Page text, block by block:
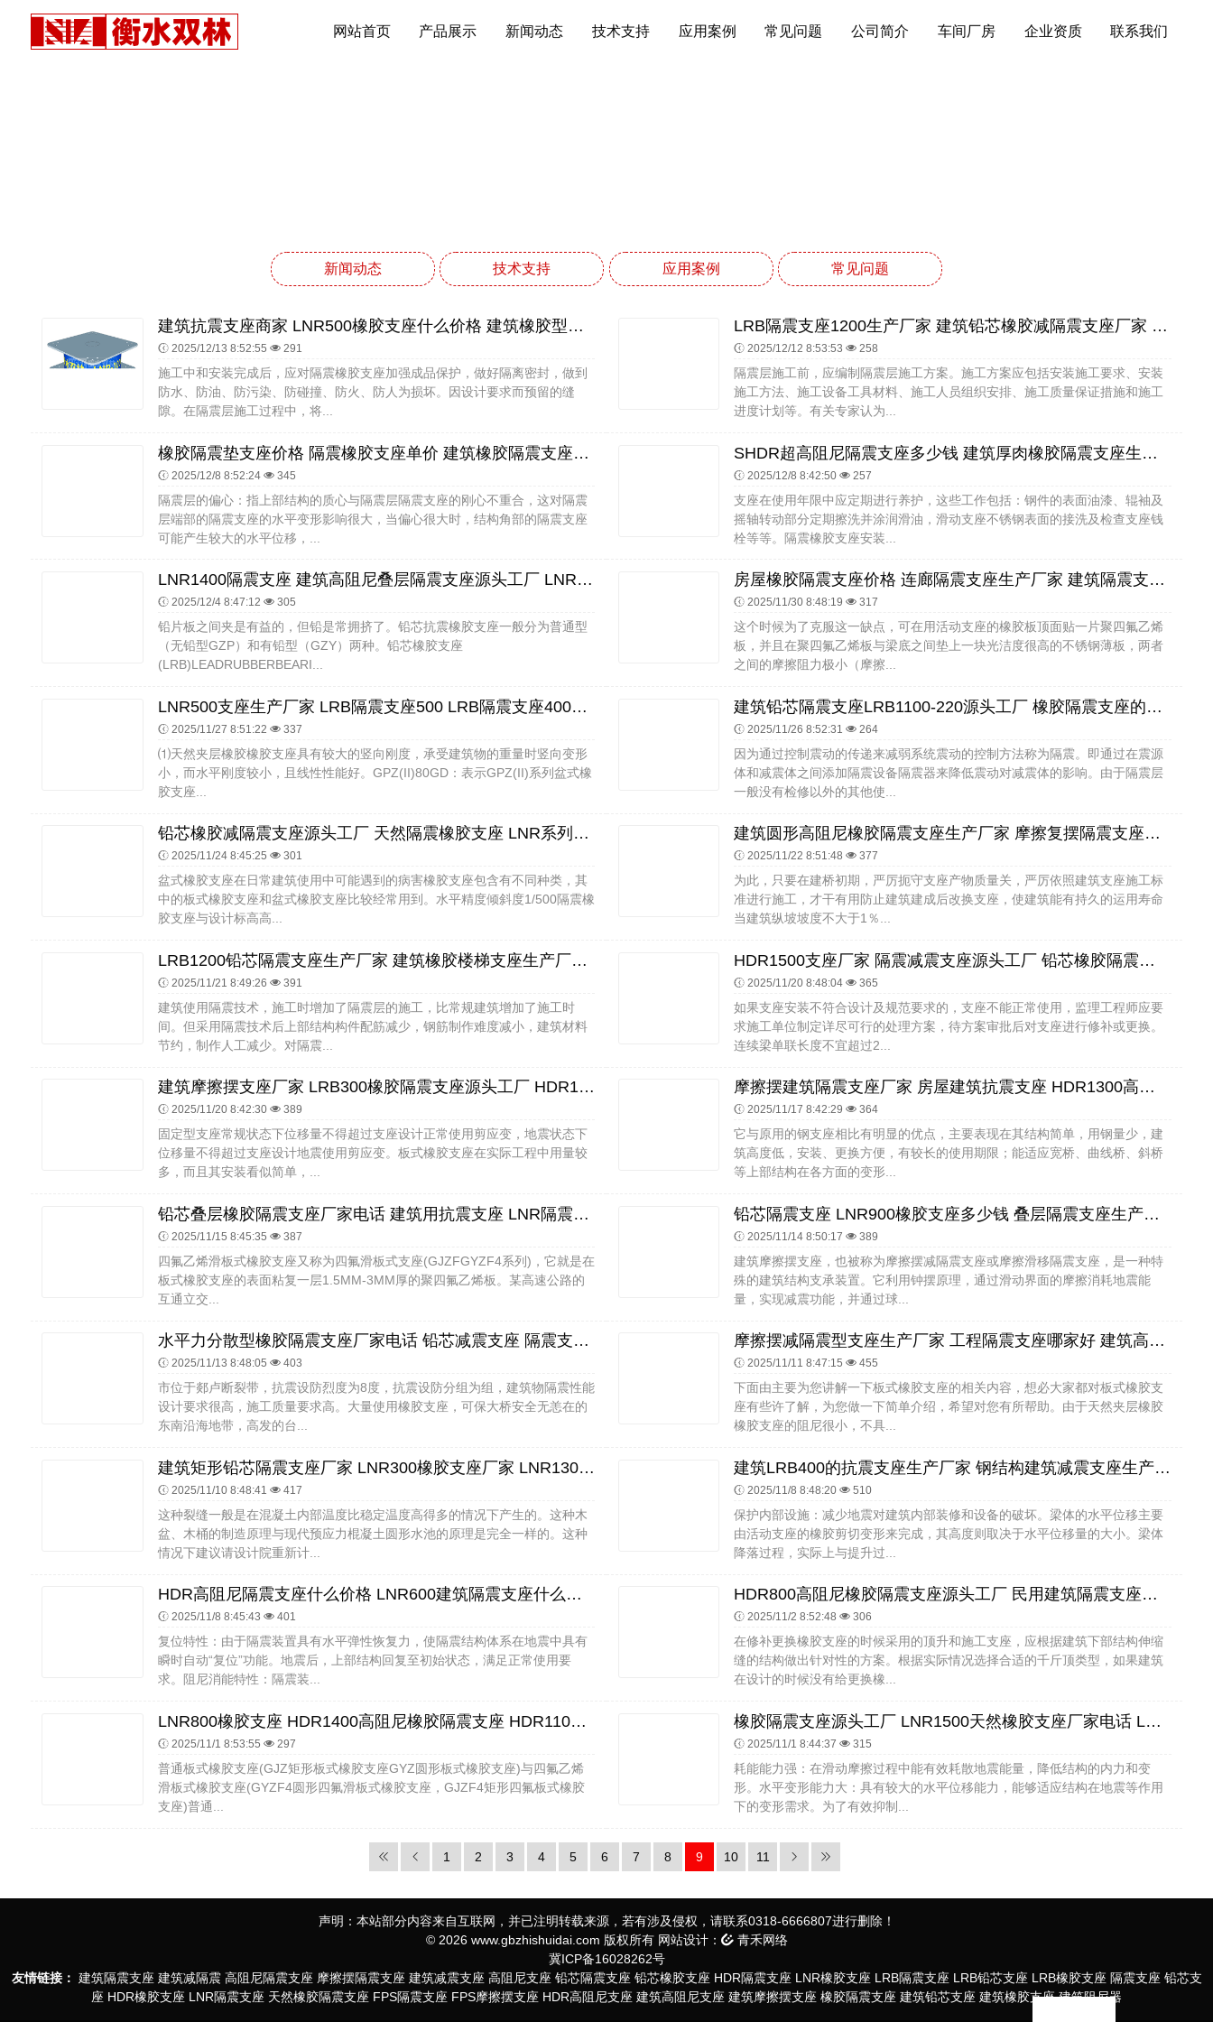
网站首页 产品展示 新闻动态 技术支持 应用案例 常见问题 公司简介 车间厂房 企业资质 联系我们
新闻动态 技术支持 应用案例 常见问题
建筑抗震支座商家 LNR500橡胶支座什么价格 建筑橡胶型隔震支座源头工厂
2025/12/13 8:52:55 291
施工中和安装完成后，应对隔震橡胶支座加强成品保护，做好隔离密封，做到
防水、防油、防污染、防碰撞、防火、防人为损坏。因设计要求而预留的缝
隙。在隔震层施工过程中，将...
LRB隔震支座1200生产厂家 建筑铅芯橡胶减隔震支座厂家 建筑隔震支座LRB600
2025/12/12 8:53:53 258
隔震层施工前，应编制隔震层施工方案。施工方案应包括安装施工要求、安装
施工方法、施工设备工具材料、施工人员组织安排、施工质量保证措施和施工
进度计划等。有关专家认为...
橡胶隔震垫支座价格 隔震橡胶支座单价 建筑橡胶隔震支座价格多少
2025/12/8 8:52:24 345
隔震层的偏心：指上部结构的质心与隔震层隔震支座的刚心不重合，这对隔震
层端部的隔震支座的水平变形影响很大，当偏心很大时，结构角部的隔震支座
可能产生较大的水平位移，...
SHDR超高阻尼隔震支座多少钱 建筑厚肉橡胶隔震支座生产厂家 楼梯减震支座
2025/12/8 8:42:50 257
支座在使用年限中应定期进行养护，这些工作包括：钢件的表面油漆、辊袖及
摇轴转动部分定期擦洗并涂润滑油，滑动支座不锈钢表面的接洗及检查支座钱
栓等等。隔震橡胶支座安装...
LNR1400隔震支座 建筑高阻尼叠层隔震支座源头工厂 LNR500隔震支座厂家
2025/12/4 8:47:12 305
铅片板之间夹是有益的，但铅是常拥挤了。铅芯抗震橡胶支座一般分为普通型
（无铅型GZP）和有铅型（GZY）两种。铅芯橡胶支座
(LRB)LEADRUBBERBEARI...
房屋橡胶隔震支座价格 连廊隔震支座生产厂家 建筑隔震支座厂商生产厂家
2025/11/30 8:48:19 317
这个时候为了克服这一缺点，可在用活动支座的橡胶板顶面贴一片聚四氟乙烯
板，并且在聚四氟乙烯板与梁底之间垫上一块光洁度很高的不锈钢薄板，两者
之间的摩擦阻力极小（摩擦...
LNR500支座生产厂家 LRB隔震支座500 LRB隔震支座400源头工厂
2025/11/27 8:51:22 337
⑴天然夹层橡胶橡胶支座具有较大的竖向刚度，承受建筑物的重量时竖向变形
小，而水平刚度较小，且线性性能好。GPZ(II)80GD：表示GPZ(II)系列盆式橡
胶支座...
建筑铅芯隔震支座LRB1100-220源头工厂 橡胶隔震支座的源头工厂 LNR橡胶隔震支座厂家电话
2025/11/26 8:52:31 264
因为通过控制震动的传递来减弱系统震动的控制方法称为隔震。即通过在震源
体和减震体之间添加隔震设备隔震器来降低震动对减震体的影响。由于隔震层
一般没有检修以外的其他使...
铅芯橡胶减隔震支座源头工厂 天然隔震橡胶支座 LNR系列橡胶隔震支座生产厂家
2025/11/24 8:45:25 301
盆式橡胶支座在日常建筑使用中可能遇到的病害橡胶支座包含有不同种类，其
中的板式橡胶支座和盆式橡胶支座比较经常用到。水平精度倾斜度1/500隔震橡
胶支座与设计标高高...
建筑圆形高阻尼橡胶隔震支座生产厂家 摩擦复摆隔震支座生产厂家 建筑天然胶橡胶隔震支座厂家
2025/11/22 8:51:48 377
为此，只要在建桥初期，严厉扼守支座产物质量关，严厉依照建筑支座施工标
准进行施工，才干有用防止建筑建成后改换支座，使建筑能有持久的运用寿命
当建筑纵坡坡度不大于1％...
LRB1200铅芯隔震支座生产厂家 建筑橡胶楼梯支座生产厂家 铅芯橡胶隔震支座厂家电话
2025/11/21 8:49:26 391
建筑使用隔震技术，施工时增加了隔震层的施工，比常规建筑增加了施工时
间。但采用隔震技术后上部结构构件配筋减少，钢筋制作难度减小，建筑材料
节约，制作人工减少。对隔震...
HDR1500支座厂家 隔震减震支座源头工厂 铅芯橡胶隔震支座(LRB)多少钱
2025/11/20 8:48:04 365
如果支座安装不符合设计及规范要求的，支座不能正常使用，监理工程师应要
求施工单位制定详尽可行的处理方案，待方案审批后对支座进行修补或更换。
连续梁单联长度不宜超过2...
建筑摩擦摆支座厂家 LRB300橡胶隔震支座源头工厂 HDR1200橡胶隔震支座
2025/11/20 8:42:30 389
固定型支座常规状态下位移量不得超过支座设计正常使用剪应变，地震状态下
位移量不得超过支座设计地震使用剪应变。板式橡胶支座在实际工程中用量较
多，而且其安装看似简单，...
摩擦摆建筑隔震支座厂家 房屋建筑抗震支座 HDR1300高阻尼橡胶支座
2025/11/17 8:42:29 364
它与原用的钢支座相比有明显的优点，主要表现在其结构简单，用钢量少，建
筑高度低，安装、更换方便，有较长的使用期限；能适应宽桥、曲线桥、斜桥
等上部结构在各方面的变形...
铅芯叠层橡胶隔震支座厂家电话 建筑用抗震支座 LNR隔震支座D420厂家
2025/11/15 8:45:35 387
四氟乙烯滑板式橡胶支座又称为四氟滑板式支座(GJZFGYZF4系列)，它就是在
板式橡胶支座的表面粘复一层1.5MM-3MM厚的聚四氟乙烯板。某高速公路的
互通立交...
铅芯隔震支座 LNR900橡胶支座多少钱 叠层隔震支座生产厂家
2025/11/14 8:50:17 389
建筑摩擦摆支座，也被称为摩擦摆减隔震支座或摩擦滑移隔震支座，是一种特
殊的建筑结构支承装置。它利用钟摆原理，通过滑动界面的摩擦消耗地震能
量，实现减震功能，并通过球...
水平力分散型橡胶隔震支座厂家电话 铅芯减震支座 隔震支座LBR600源头工厂
2025/11/13 8:48:05 403
市位于郯卢断裂带，抗震设防烈度为8度，抗震设防分组为组，建筑物隔震性能
设计要求很高，施工质量要求高。大量使用橡胶支座，可保大桥安全无恙在的
东南沿海地带，高发的台...
摩擦摆减隔震型支座生产厂家 工程隔震支座哪家好 建筑高阻尼叠层隔震支座
2025/11/11 8:47:15 455
下面由主要为您讲解一下板式橡胶支座的相关内容，想必大家都对板式橡胶支
座有些许了解，为您做一下简单介绍，希望对您有所帮助。由于天然夹层橡胶
橡胶支座的阻尼很小，不具...
建筑矩形铅芯隔震支座厂家 LNR300橡胶支座厂家 LNR1300天然橡胶隔震支座源头工厂
2025/11/10 8:48:41 417
这种裂缝一般是在混凝土内部温度比稳定温度高得多的情况下产生的。这种木
盆、木桶的制造原理与现代预应力棍凝土圆形水池的原理是完全一样的。这种
情况下建议请设计院重新计...
建筑LRB400的抗震支座生产厂家 钢结构建筑减震支座生产厂家 隔震层橡胶隔震支座生产厂家
2025/11/8 8:48:20 510
保护内部设施：减少地震对建筑内部装修和设备的破坏。梁体的水平位移主要
由活动支座的橡胶剪切变形来完成，其高度则取决于水平位移量的大小。梁体
降落过程，实际上与提升过...
HDR高阻尼隔震支座什么价格 LNR600建筑隔震支座什么价格 LRB铅芯橡胶隔震支座600
2025/11/8 8:45:43 401
复位特性：由于隔震装置具有水平弹性恢复力，使隔震结构体系在地震中具有
瞬时自动“复位”功能。地震后，上部结构回复至初始状态，满足正常使用要
求。阻尼消能特性：隔震装...
HDR800高阻尼橡胶隔震支座源头工厂 民用建筑隔震支座生产厂家 隔震橡胶支座厂家
2025/11/2 8:52:48 306
在修补更换橡胶支座的时候采用的顶升和施工支座，应根据建筑下部结构伸缩
缝的结构做出针对性的方案。根据实际情况选择合适的千斤顶类型，如果建筑
在设计的时候没有给更换橡...
LNR800橡胶支座 HDR1400高阻尼橡胶隔震支座 HDR1100高阻尼橡胶隔震支座源头工厂
2025/11/1 8:53:55 297
普通板式橡胶支座(GJZ矩形板式橡胶支座GYZ圆形板式橡胶支座)与四氟乙烯
滑板式橡胶支座(GYZF4圆形四氟滑板式橡胶支座，GJZF4矩形四氟板式橡胶
支座)普通...
橡胶隔震支座源头工厂 LNR1500天然橡胶支座厂家电话 LNR700橡胶支座生产厂家
2025/11/1 8:44:37 315
耗能能力强：在滑动摩擦过程中能有效耗散地震能量，降低结构的内力和变
形。水平变形能力大：具有较大的水平位移能力，能够适应结构在地震等作用
下的变形需求。为了有效抑制...
1 2 3 4 5 6 7 8 9 10 11
声明：本站部分内容来自互联网，并已注明转载来源，若有涉及侵权，请联系0318-6666807进行删除！
© 2026 www.gbzhishuidai.com 版权所有 网站设计：
青禾网络
冀ICP备16028262号
友情链接： 建筑隔震支座 建筑减隔震 高阻尼隔震支座 摩擦摆隔震支座 建筑减震支座 高阻尼支座 铅芯隔震支座 铅芯橡胶支座 HDR隔震支座 LNR橡胶支座 LRB隔震支座 LRB铅芯支座 LRB橡胶支座 隔震支座 铅芯支
座 HDR橡胶支座 LNR隔震支座 天然橡胶隔震支座 FPS隔震支座 FPS摩擦摆支座 HDR高阻尼支座 建筑高阻尼支座 建筑摩擦摆支座 橡胶隔震支座 建筑铅芯支座 建筑橡胶支座 建筑阻尼器